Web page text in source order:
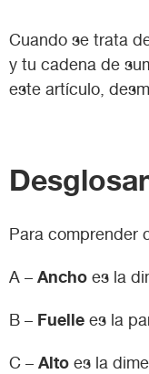
Cuando se trata
y tu cadena de
este artículo,
Para comprender
A – Ancho es la
B – Fuelle es la
C – Alto es la